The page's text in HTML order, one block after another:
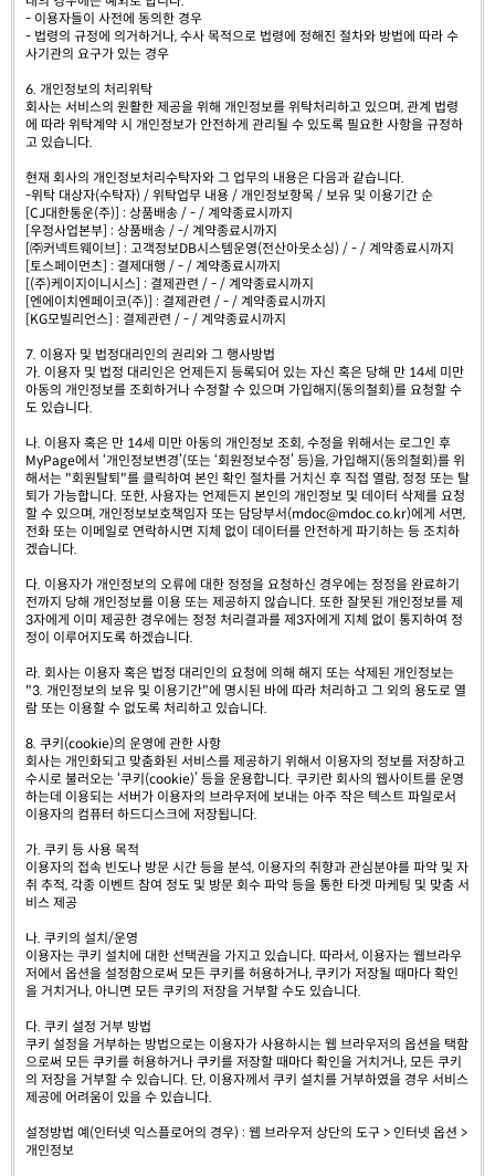
- 이용자들이 사전에 동의한 경우
- 법령의 규정에 의거하거나, 수사 목적으로 법령에 정해진 절차와 방법에 따라 수
사기관의 요구가 있는 경우
6. 개인정보의 처리위탁
회사는 서비스의 원활한 제공을 위해 개인정보를 위탁처리하고 있으며, 관계 법령
에 따라 위탁계약 시 개인정보가 안전하게 관리될 수 있도록 필요한 사항을 규정하
고 있습니다.
현재 회사의 개인정보처리수탁자와 그 업무의 내용은 다음과 같습니다.
-위탁 대상자(수탁자) / 위탁업무 내용 / 개인정보항목 / 보유 및 이용기간 순
[CJ대한통운(주)] : 상품배송 / - / 계약종료시까지
[우정사업본부] : 상품배송 / -/ 계약종료시까지
[㈜커넥트웨이브] : 고객정보DB시스템운영(전산아웃소싱) / - / 계약종료시까지
[토스페이먼츠] : 결제대행 / - / 계약종료시까지
[(주)케이지이니시스] : 결제관련 / - / 계약종료시까지
[엔에이치엔페이코(주)] : 결제관련 / - / 계약종료시까지
[KG모빌리언스] : 결제관련 / - / 계약종료시까지
7. 이용자 및 법정대리인의 권리와 그 행사방법
가. 이용자 및 법정 대리인은 언제든지 등록되어 있는 자신 혹은 당해 만 14세 미만
아동의 개인정보를 조회하거나 수정할 수 있으며 가입해지(동의철회)를 요청할 수
도 있습니다.
나. 이용자 혹은 만 14세 미만 아동의 개인정보 조회, 수정을 위해서는 로그인 후
MyPage에서 ‘개인정보변경’(또는 ‘회원정보수정’ 등)을, 가입해지(동의철회)를 위
해서는 "회원탈퇴"를 클릭하여 본인 확인 절차를 거치신 후 직접 열람, 정정 또는 탈
퇴가 가능합니다. 또한, 사용자는 언제든지 본인의 개인정보 및 데이터 삭제를 요청
할 수 있으며, 개인정보보호책임자 또는 담당부서(mdoc@mdoc.co.kr)에게 서면,
전화 또는 이메일로 연락하시면 지체 없이 데이터를 안전하게 파기하는 등 조치하
겠습니다.
다. 이용자가 개인정보의 오류에 대한 정정을 요청하신 경우에는 정정을 완료하기
전까지 당해 개인정보를 이용 또는 제공하지 않습니다. 또한 잘못된 개인정보를 제
3자에게 이미 제공한 경우에는 정정 처리결과를 제3자에게 지체 없이 통지하여 정
정이 이루어지도록 하겠습니다.
라. 회사는 이용자 혹은 법정 대리인의 요청에 의해 해지 또는 삭제된 개인정보는
"3. 개인정보의 보유 및 이용기간"에 명시된 바에 따라 처리하고 그 외의 용도로 열
람 또는 이용할 수 없도록 처리하고 있습니다.
8. 쿠키(cookie)의 운영에 관한 사항
회사는 개인화되고 맞춤화된 서비스를 제공하기 위해서 이용자의 정보를 저장하고
수시로 불러오는 ‘쿠키(cookie)’ 등을 운용합니다. 쿠키란 회사의 웹사이트를 운영
하는데 이용되는 서버가 이용자의 브라우저에 보내는 아주 작은 텍스트 파일로서
이용자의 컴퓨터 하드디스크에 저장됩니다.
가. 쿠키 등 사용 목적
이용자의 접속 빈도나 방문 시간 등을 분석, 이용자의 취향과 관심분야를 파악 및 자
취 추적, 각종 이벤트 참여 정도 및 방문 회수 파악 등을 통한 타겟 마케팅 및 맞춤 서
비스 제공
나. 쿠키의 설치/운영
이용자는 쿠키 설치에 대한 선택권을 가지고 있습니다. 따라서, 이용자는 웹브라우
저에서 옵션을 설정함으로써 모든 쿠키를 허용하거나, 쿠키가 저장될 때마다 확인
을 거치거나, 아니면 모든 쿠키의 저장을 거부할 수도 있습니다.
다. 쿠키 설정 거부 방법
쿠키 설정을 거부하는 방법으로는 이용자가 사용하시는 웹 브라우저의 옵션을 택함
으로써 모든 쿠키를 허용하거나 쿠키를 저장할 때마다 확인을 거치거나, 모든 쿠키
의 저장을 거부할 수 있습니다. 단, 이용자께서 쿠키 설치를 거부하였을 경우 서비스
제공에 어려움이 있을 수 있습니다.
설정방법 예(인터넷 익스플로어의 경우) : 웹 브라우저 상단의 도구 > 인터넷 옵션 >
개인정보